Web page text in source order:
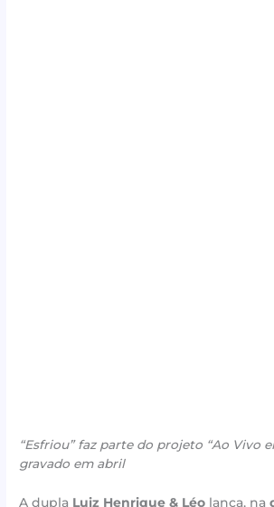
“Esfriou” faz parte do projeto “Ao Vivo
gravado em abril
A dupla Luiz Henrique & Léo lança, na